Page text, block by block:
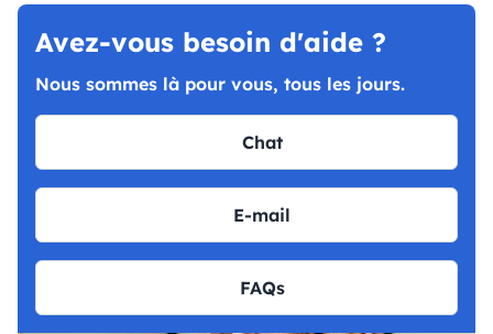
Avez-vous besoin d'aide ?
Nous sommes là pour vous, tous les jours.
Chat
E-mail
FAQs